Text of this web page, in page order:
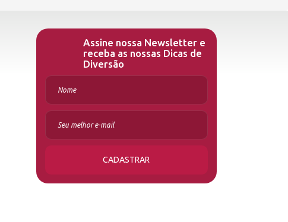
Assine nossa Newsletter e
receba as nossas Dicas de
Diversão
CADASTRAR